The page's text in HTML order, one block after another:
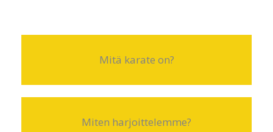
Mitä karate on?
Miten harjoittelemme?